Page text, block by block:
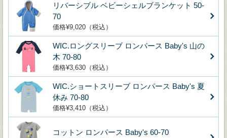
リバーシブル ベビーシェルブランケット 50-
70
価格¥9,020（税込）
WIC.ロングスリーブ ロンパース Baby's 山の
木 70-80
価格¥3,630（税込）
WIC.ショートスリーブ ロンパース Baby's 夏
休み 70-80
価格¥3,410（税込）
コットン ロンパース Baby's 60-70